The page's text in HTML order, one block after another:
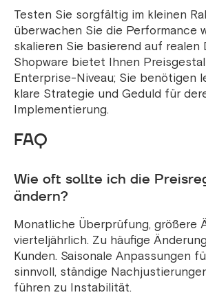
Testen Sie sorgfältig im kleinen
überwachen Sie die Performance
skalieren Sie basierend auf realen
Shopware bietet Ihnen
Enterprise-Niveau; Sie benötigen
klare Strategie und Geduld für
Implementierung.
FAQ
Wie oft sollte ich die
ändern?
Monatliche Überprüfung, größere
vierteljährlich. Zu häufige
Kunden. Saisonale Anpassungen
sinnvoll, ständige
führen zu Instabilität.